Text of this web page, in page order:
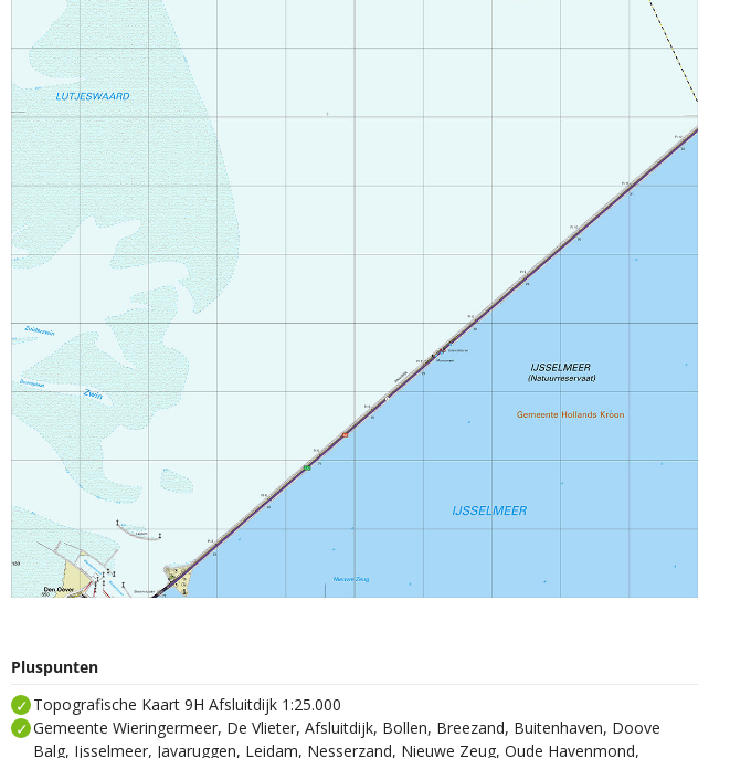
Pluspunten
Topografische Kaart 9H Afsluitdijk 1:25.000
Gemeente Wieringermeer, De Vlieter, Afsluitdijk, Bollen, Breezand, Buitenhaven, Doove
Balg, Ijsselmeer, Javaruggen, Leidam, Nesserzand, Nieuwe Zeug, Oude Havenmond,